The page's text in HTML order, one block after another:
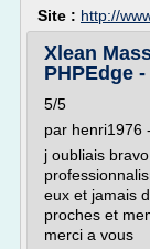
Site : http://
Xlean
PHPEdge
5/5
par henri1976
j oubliais
eux et jamais
proches et
merci a vous